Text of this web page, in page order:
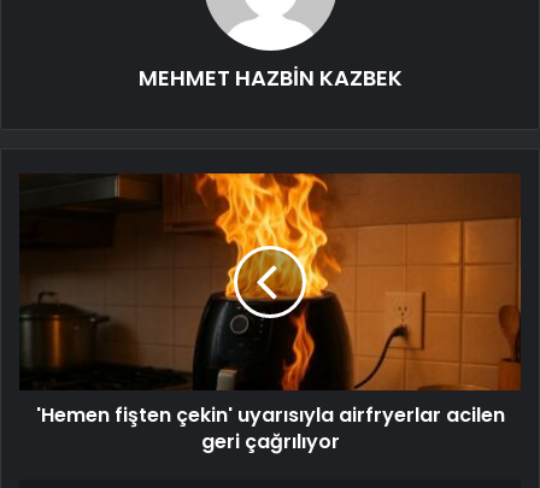
MEHMET HAZBİN KAZBEK
'Hemen fişten çekin' uyarısıyla airfryerlar acilen
geri çağrılıyor